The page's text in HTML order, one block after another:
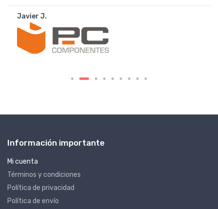
Javier J.
Información importante
Mi cuenta
Términos y condiciones
Política de privacidad
Política de envío